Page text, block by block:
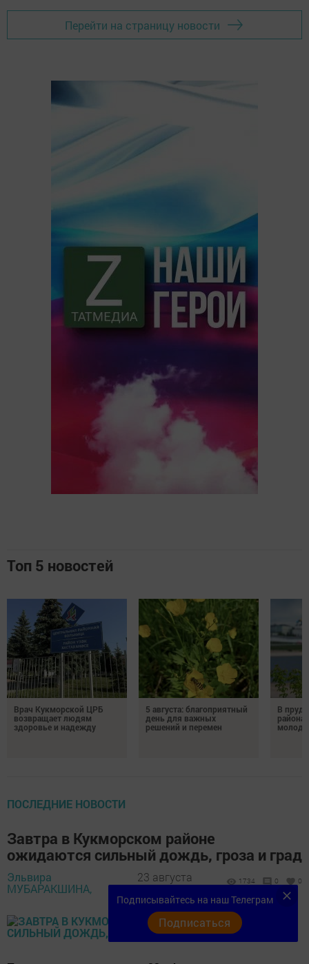
Перейти на страницу новости
Топ 5 новостей
Врач Кукморской ЦРБ
возвращает людям
здоровье и надежду
5 августа: благоприятный
день для важных
решений и перемен
В
района
ПОСЛЕДНИЕ НОВОСТИ
Завтра в Кукморском районе
ожидаются сильный дождь, гроза и град
Эльвира
МУБАРАКШИНА,
23 августа
2021 - 15:36
1734 0 0
Подписывайтесь на наш Телеграм
Подписаться